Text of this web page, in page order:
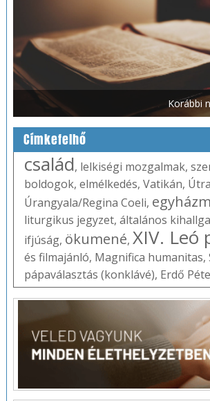
Korábbi
Címkefelhő
család, lelkiségi mozgalmak,
boldogok, elmélkedés, Vatikán,
Úrangyala/Regina Coeli,
liturgikus jegyzet, általános
ifjúság, ökumené, XIV. Leó
és filmajánló, Magnifica humanitas,
pápaválasztás (konklávé), Erdő